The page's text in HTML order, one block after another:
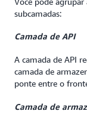
subcamadas:
Camada de API
A camada de API
camada de
ponte entre o
Camada de